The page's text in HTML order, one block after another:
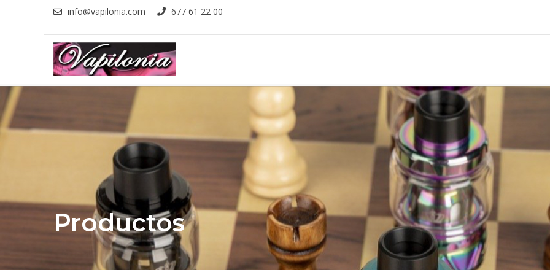
info@vapilonia.com 677 61 22 00
Productos